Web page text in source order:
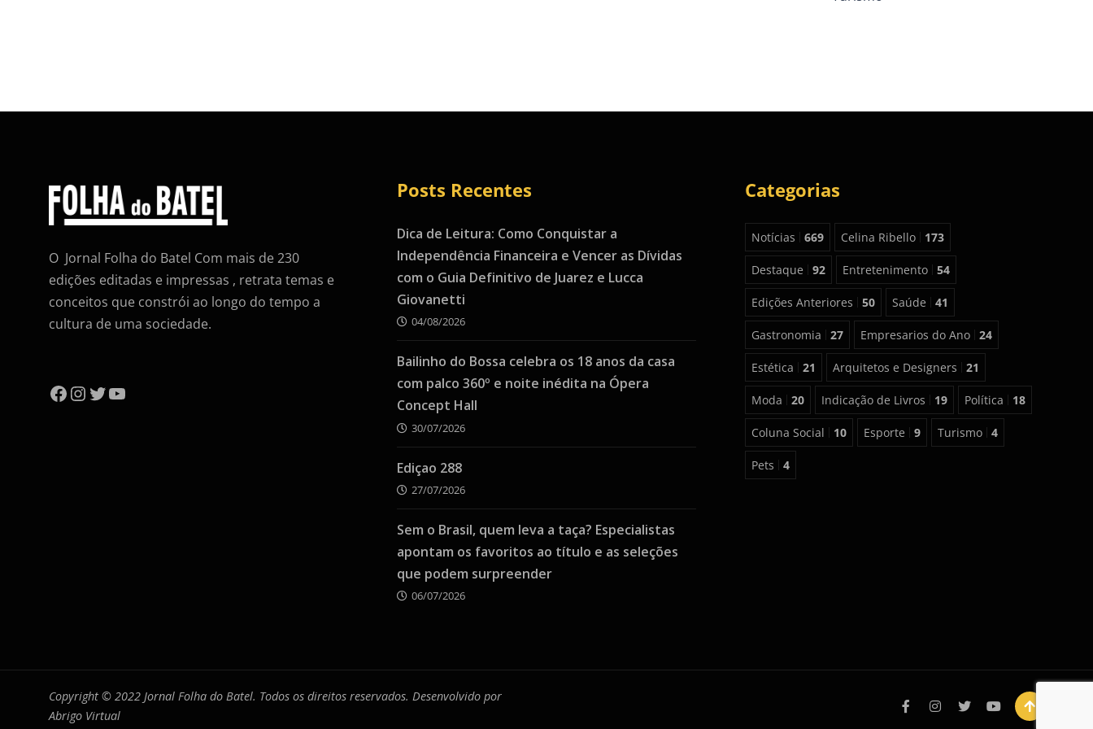
O Jornal Folha do Batel Com mais de 230
edições editadas e impressas , retrata temas e
conceitos que constrói ao longo do tempo a
cultura de uma sociedade.
Facebook
Instagram
Twitter
YouTube
Posts Recentes
Dica de Leitura: Como Conquistar a
Independência Financeira e Vencer as Dívidas
com o Guia Definitivo de Juarez e Lucca
Giovanetti
04/08/2026
Bailinho do Bossa celebra os 18 anos da casa
com palco 360º e noite inédita na Ópera
Concept Hall
30/07/2026
Ediçao 288
27/07/2026
Sem o Brasil, quem leva a taça? Especialistas
apontam os favoritos ao título e as seleções
que podem surpreender
06/07/2026
Categorias
Notícias 669 Celina Ribello 173
Destaque 92 Entretenimento 54
Edições Anteriores 50 Saúde 41
Gastronomia 27 Empresarios do Ano 24
Estética 21 Arquitetos e Designers 21
Moda 20 Indicação de Livros 19 Política 18
Coluna Social 10 Esporte 9 Turismo 4
Pets 4
Copyright © 2022 Jornal Folha do Batel. Todos os direitos reservados. Desenvolvido por
Abrigo Virtual